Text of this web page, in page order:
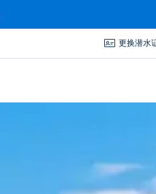
更换潜水